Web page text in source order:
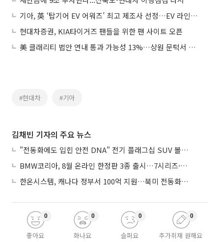
기아, 英 ‘탑기어 EV 어워즈’ 최고 제조사 선정…EV 라인업 경쟁력 입증
현대차증권, KIA타이거즈 팬들을 위한 팬 사이트 오픈
美 클래리티 법안 연내 통과 가능성 13%…상원 문턱서 제동
#현대차 #기아
김채빈 기자의 주요 뉴스
"전동화에도 입힌 안전 DNA" 전기 플래그십 SUV 볼보 'EX90'
BMW코리아, 8월 온라인 한정판 3종 출시…7시리즈·X7·M340i 투어링
한온시스템, 캐나다 정부서 100억 지원…북미 전동화 시장 가속
좋아요
0
화나요
0
슬퍼요
0
추가취재 원해요
0